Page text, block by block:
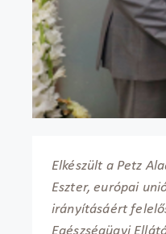
Elkészült a Petz
Eszter, európai
irányításáért